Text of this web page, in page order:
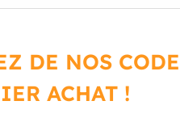
DE NOS
ACHAT !